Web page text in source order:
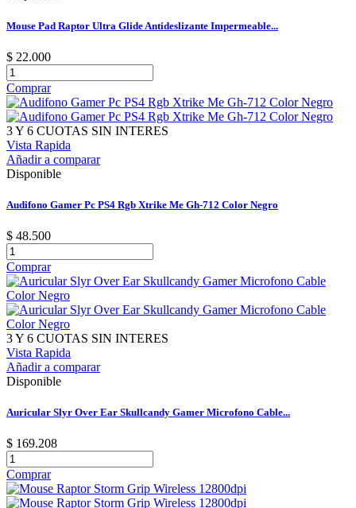
Mouse Pad Raptor Ultra Glide Antideslizante Impermeable...
$ 22.000
Comprar
3 Y 6 CUOTAS SIN INTERES
Vista Rapida
Añadir a comparar
Disponible
Audifono Gamer Pc PS4 Rgb Xtrike Me Gh-712 Color Negro
$ 48.500
Comprar
3 Y 6 CUOTAS SIN INTERES
Vista Rapida
Añadir a comparar
Disponible
Auricular Slyr Over Ear Skullcandy Gamer Microfono Cable...
$ 169.208
Comprar